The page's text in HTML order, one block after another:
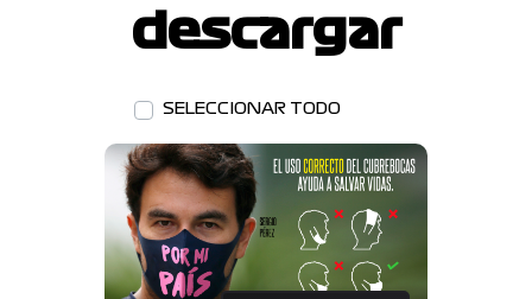
descargar
SELECCIONAR TODO